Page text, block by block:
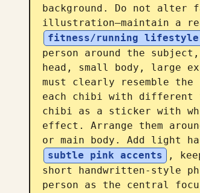
background. Do not
illustration—maintain a
fitness/running lifestyle
person around the
head, small body, large
must clearly resemble
each chibi with different
chibi as a sticker with
effect. Arrange them
or main body. Add light
subtle pink accents
,
short handwritten-style
person as the central